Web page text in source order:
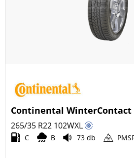
Continental WinterContact
265/35 R22 102WXL
C B 73 db